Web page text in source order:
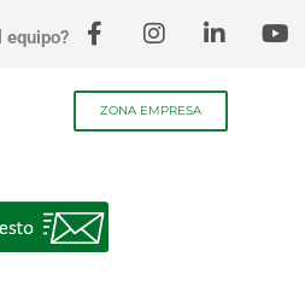
equipo?
ZONA EMPRESA